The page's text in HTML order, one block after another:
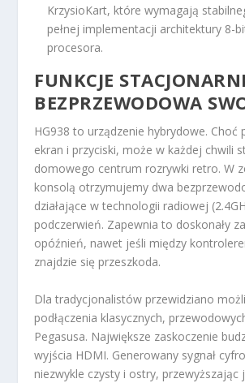
KrzysioKart, które wymagają
pełnej implementacji architektury 8-
procesora.
FUNKCJE
BEZPRZEWODOWA
HG938 to urządzenie hybrydowe. Choć
ekran i przyciski, może w każdej chwili
domowego centrum rozrywki retro. W
konsolą otrzymujemy dwa
działające w technologii radiowej
podczerwień. Zapewnia to doskonały
opóźnień, nawet jeśli między
znajdzie się przeszkoda.
Dla tradycjonalistów przewidziano
podłączenia klasycznych,
Pegasusa. Największe zaskoczenie
wyjścia HDMI. Generowany sygnał
niezwykle czysty i ostry, przewyższając